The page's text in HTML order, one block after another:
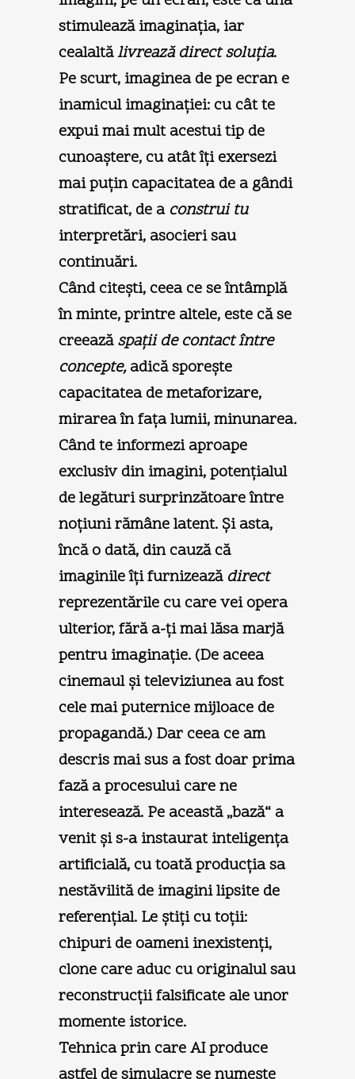
stimulează imaginaţia, iar
cealaltălivrează direct soluţia.
Pe scurt, imaginea de pe ecran e
inamicul imaginaţiei: cu cât te
expui mai mult acestui tip de
cunoaştere, cu atât îţi exersezi
mai puţin capacitatea de a gândi
stratificat, de a construi tu
interpretări, asocieri sau
continuări.
Când citeşti, ceea ce se întâmplă
în minte, printre altele, este că se
creeazăspaţii de contact între
concepte,adică sporeşte
capacitatea de metaforizare,
mirarea în faţa lumii, minunarea.
Când te informezi aproape
exclusiv din imagini, potenţialul
de legături surprinzătoare între
noţiuni rămâne latent. Şi asta,
încă o dată, din cauză că
imaginile îţi furnizeazădirect
reprezentările cu care vei opera
ulterior, fără a-ţi mai lăsa marjă
pentru imaginaţie. (De aceea
cinemaul şi televiziunea au fost
cele mai puternice mijloace de
propagandă.) Dar ceea ce am
descris mai sus a fost doar prima
fază a procesului care ne
interesează. Pe această „bază“ a
venit şi s-a instaurat inteligenţa
artificială, cu toată producţia sa
nestăvilită de imagini lipsite de
referenţial. Le ştiţi cu toţii:
chipuri de oameni inexistenţi,
clone care aduc cu originalul sau
reconstrucţii falsificate ale unor
momente istorice.
Tehnica prin care AI produce